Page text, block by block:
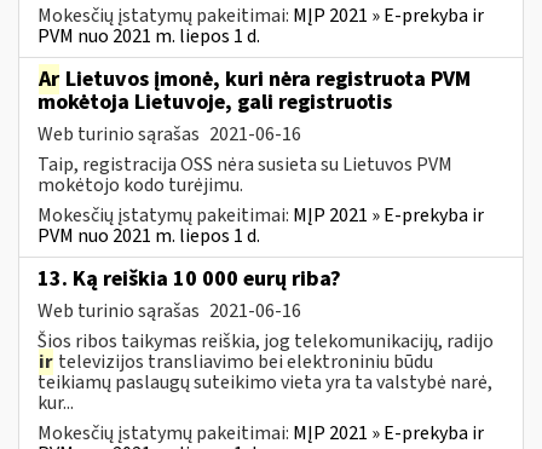
Mokesčių įstatymų pakeitimai: MĮP 2021 » E-prekyba ir
PVM nuo 2021 m. liepos 1 d.
Ar Lietuvos įmonė, kuri nėra registruota PVM
mokėtoja Lietuvoje, gali registruotis
Web turinio sąrašas 2021-06-16
Taip, registracija OSS nėra susieta su Lietuvos PVM
mokėtojo kodo turėjimu.
Mokesčių įstatymų pakeitimai: MĮP 2021 » E-prekyba ir
PVM nuo 2021 m. liepos 1 d.
13. Ką reiškia 10 000 eurų riba?
Web turinio sąrašas 2021-06-16
Šios ribos taikymas reiškia, jog telekomunikacijų, radijo
ir televizijos transliavimo bei elektroniniu būdu
teikiamų paslaugų suteikimo vieta yra ta valstybė narė,
kur...
Mokesčių įstatymų pakeitimai: MĮP 2021 » E-prekyba ir